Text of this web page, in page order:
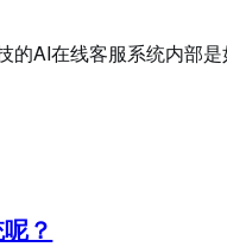
的AI在线客服系统内部
？